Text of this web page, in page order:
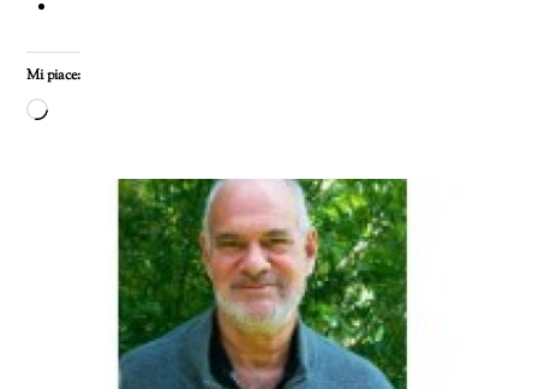
Mi piace:
Caricamento